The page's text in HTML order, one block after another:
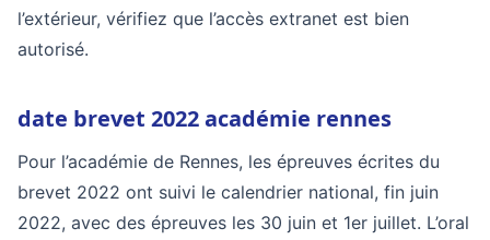
l’extérieur, vérifiez que l’accès extranet est bien
autorisé.
date brevet 2022 académie rennes
Pour l’académie de Rennes, les épreuves écrites du
brevet 2022 ont suivi le calendrier national, fin juin
2022, avec des épreuves les 30 juin et 1er juillet. L’oral